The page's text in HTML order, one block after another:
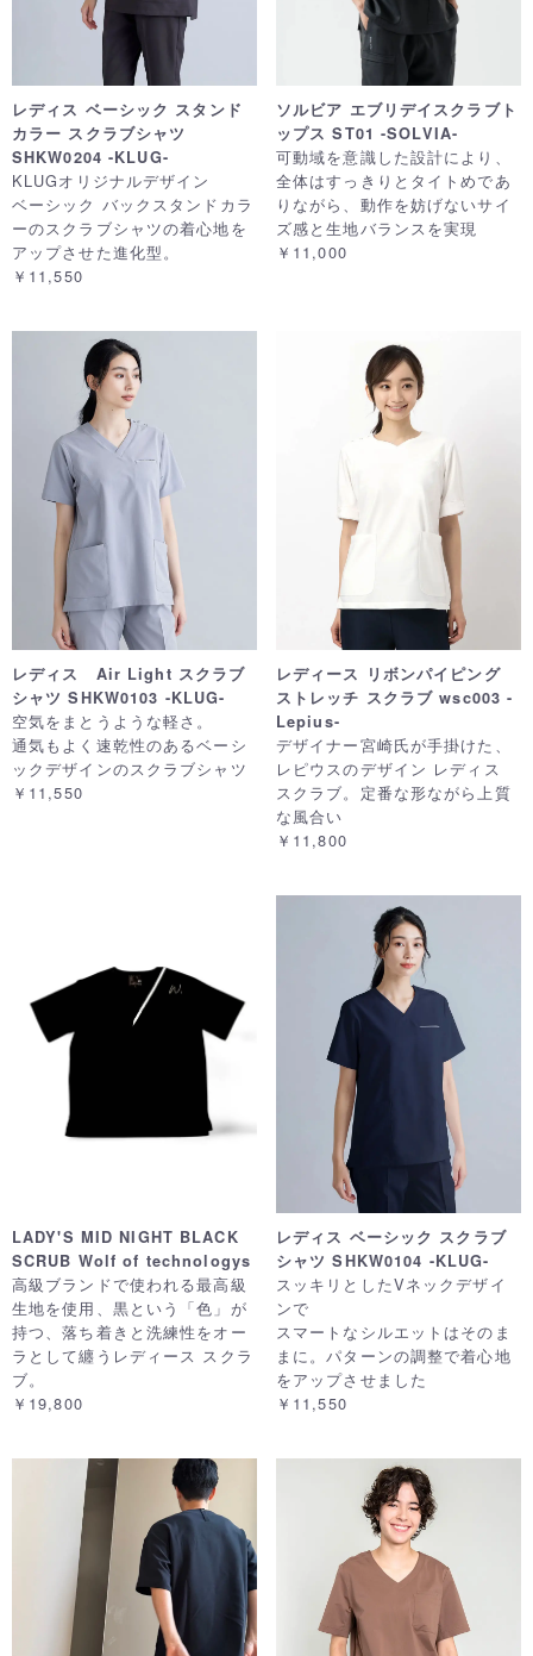
レディス ベーシック スタンド
カラー スクラブシャツ
SHKW0204 -KLUG-
KLUGオリジナルデザイン
ベーシック バックスタンドカラ
ーのスクラブシャツの着心地を
アップさせた進化型。
￥11,550
ソルビア エブリデイスクラブト
ップス ST01 -SOLVIA-
可動域を意識した設計により、
全体はすっきりとタイトめであ
りながら、動作を妨げないサイ
ズ感と生地バランスを実現
￥11,000
レディス Air Light スクラブ
シャツ SHKW0103 -KLUG-
空気をまとうような軽さ。
通気もよく速乾性のあるベーシ
ックデザインのスクラブシャツ
￥11,550
レディース リボンパイピング
ストレッチ スクラブ wsc003 -
Lepius-
デザイナー宮崎氏が手掛けた、
レピウスのデザイン レディス
スクラブ。定番な形ながら上質
な風合い
￥11,800
LADY'S MID NIGHT BLACK
SCRUB Wolf of technologys
高級ブランドで使われる最高級
生地を使用、黒という「色」が
持つ、落ち着きと洗練性をオー
ラとして纏うレディース スクラ
ブ。
￥19,800
レディス ベーシック スクラブ
シャツ SHKW0104 -KLUG-
スッキリとしたVネックデザイ
ンで
スマートなシルエットはそのま
まに。パターンの調整で着心地
をアップさせました
￥11,550